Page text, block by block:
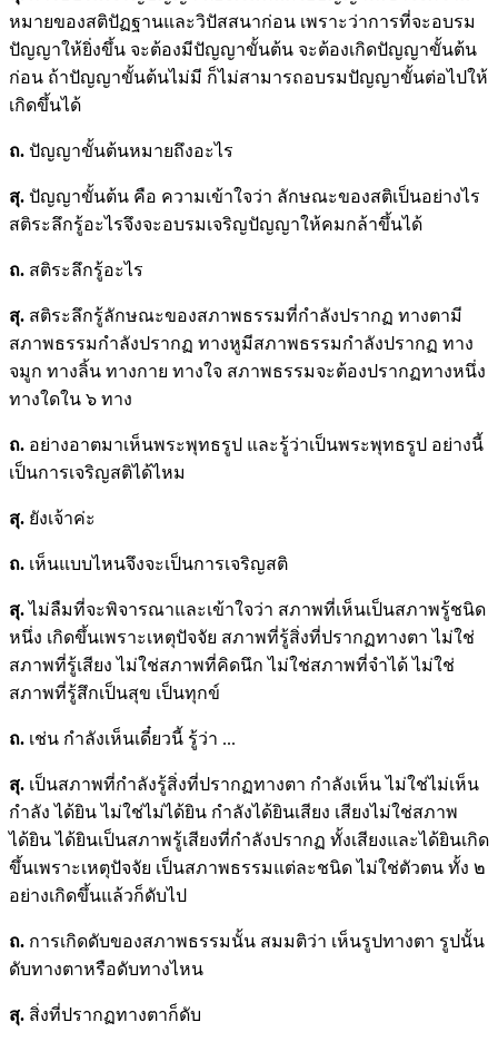
หมายของสติปัฏฐานและวิปัสสนาก่อน เพราะว่าการที่จะอบรม
ปัญญาให้ยิ่งขึ้น จะต้องมีปัญญาขั้นต้น จะต้องเกิดปัญญาขั้นต้น
ก่อน ถ้าปัญญาขั้นต้นไม่มี ก็ไม่สามารถอบรมปัญญาขั้นต่อไปให้
เกิดขึ้นได้
ถ. ปัญญาขั้นต้นหมายถึงอะไร
สุ. ปัญญาขั้นต้น คือ ความเข้าใจว่า ลักษณะของสติเป็นอย่างไร
สติระลึกรู้อะไรจึงจะอบรมเจริญปัญญาให้คมกล้าขึ้นได้
ถ. สติระลึกรู้อะไร
สุ. สติระลึกรู้ลักษณะของสภาพธรรมที่กำลังปรากฏ ทางตามี
สภาพธรรมกำลังปรากฏ ทางหูมีสภาพธรรมกำลังปรากฏ ทาง
จมูก ทางลิ้น ทางกาย ทางใจ สภาพธรรมจะต้องปรากฏทางหนึ่ง
ทางใดใน ๖ ทาง
ถ. อย่างอาตมาเห็นพระพุทธรูป และรู้ว่าเป็นพระพุทธรูป อย่างนี้
เป็นการเจริญสติได้ไหม
สุ. ยังเจ้าค่ะ
ถ. เห็นแบบไหนจึงจะเป็นการเจริญสติ
สุ.ไม่ลืมที่จะพิจารณาและเข้าใจว่า สภาพที่เห็นเป็นสภาพรู้ชนิด
หนึ่ง เกิดขึ้นเพราะเหตุปัจจัย สภาพที่รู้สิ่งที่ปรากฏทางตา ไม่ใช่
สภาพที่รู้เสียง ไม่ใช่สภาพที่คิดนึก ไม่ใช่สภาพที่จำได้ ไม่ใช่
สภาพที่รู้สึกเป็นสุข เป็นทุกข์
ถ. เช่น กำลังเห็นเดี๋ยวนี้ รู้ว่า ...
สุ. เป็นสภาพที่กำลังรู้สิ่งที่ปรากฏทางตา กำลังเห็น ไม่ใช่ไม่เห็น
กำลัง ได้ยิน ไม่ใช่ไม่ได้ยิน กำลังได้ยินเสียง เสียงไม่ใช่สภาพ
ได้ยิน ได้ยินเป็นสภาพรู้เสียงที่กำลังปรากฏ ทั้งเสียงและได้ยินเกิด
ขึ้นเพราะเหตุปัจจัย เป็นสภาพธรรมแต่ละชนิด ไม่ใช่ตัวตน ทั้ง ๒
อย่างเกิดขึ้นแล้วก็ดับไป
ถ. การเกิดดับของสภาพธรรมนั้น สมมติว่า เห็นรูปทางตา รูปนั้น
ดับทางตาหรือดับทางไหน
สุ. สิ่งที่ปรากฏทางตาก็ดับ